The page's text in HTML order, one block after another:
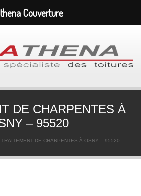
DE CHARPENTES À
– 95520
TRAITEMENT DE CHARPENTES À OSNY – 95520
Couverture